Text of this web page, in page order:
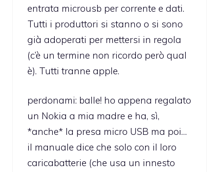
entrata microusb per corrente e dati.
Tutti i produttori si stanno o si sono
già adoperati per mettersi in regola
(c’è un termine non ricordo però qual
è). Tutti tranne apple.
perdonami: balle! ho appena regalato
un Nokia a mia madre e ha, sì,
*anche* la presa micro USB ma poi…
il manuale dice che solo con il loro
caricabatterie (che usa un innesto